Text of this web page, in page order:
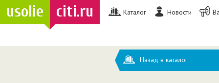
usolie citi.ru Каталог Новости
Назад в каталог